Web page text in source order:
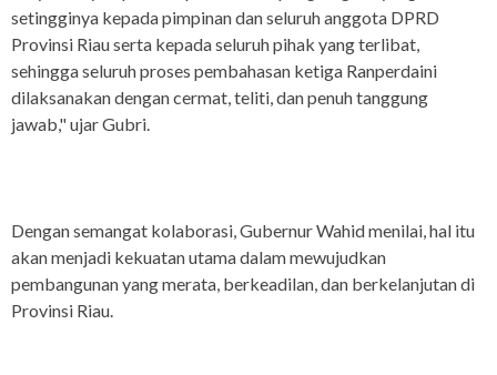
setingginya kepada pimpinan dan seluruh anggota DPRD
Provinsi Riau serta kepada seluruh pihak yang terlibat,
sehingga seluruh proses pembahasan ketiga Ranperdaini
dilaksanakan dengan cermat, teliti, dan penuh tanggung
jawab," ujar Gubri.
Dengan semangat kolaborasi, Gubernur Wahid menilai, hal itu
akan menjadi kekuatan utama dalam mewujudkan
pembangunan yang merata, berkeadilan, dan berkelanjutan di
Provinsi Riau.